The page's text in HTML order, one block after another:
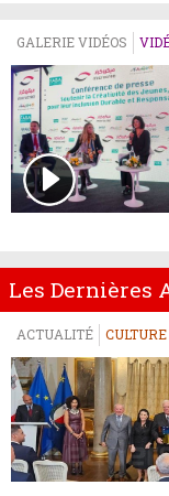
GALERIE VIDÉOS
Les Dernières
ACTUALITÉ CULTURE